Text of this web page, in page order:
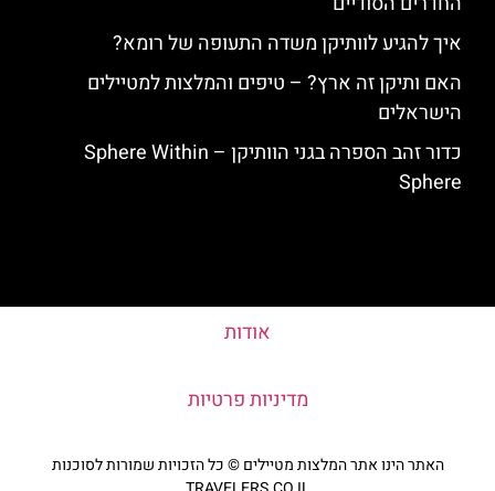
איך להגיע לוותיקן משדה התעופה של רומא?
האם ותיקן זה ארץ? – טיפים והמלצות למטיילים
הישראלים
כדור זהב הספרה בגני הוותיקן – Sphere Within
Sphere
אודות
מדיניות פרטיות
האתר הינו אתר המלצות מטיילים © כל הזכויות שמורות לסוכנות